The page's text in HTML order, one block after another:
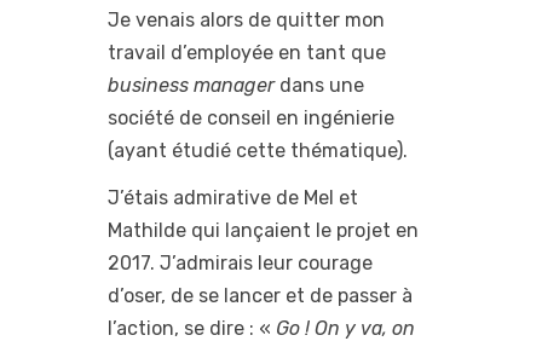
Je venais alors de quitter mon
travail d’employée en tant que
business managerdans une
société de conseil en ingénierie
(ayant étudié cette thématique).
J’étais admirative de Mel et
Mathilde qui lançaient le projet en
2017. J’admirais leur courage
d’oser, de se lancer et de passer à
l’action, se dire : « Go ! On y va, on